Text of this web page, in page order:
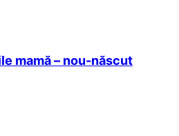
mamă – nou-născut